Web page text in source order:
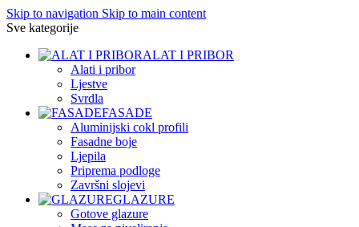
Skip to navigation Skip to main content
Sve kategorije
ALAT I PRIBOR
Alati i pribor
Ljestve
Svrdla
FASADE
Aluminijski cokl profili
Fasadne boje
Ljepila
Priprema podloge
Završni slojevi
GLAZURE
Gotove glazure